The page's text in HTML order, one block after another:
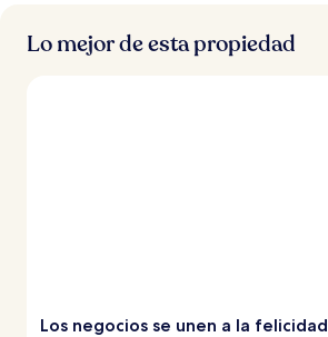
Lo mejor de esta propiedad
Los negocios se unen a la felicidad